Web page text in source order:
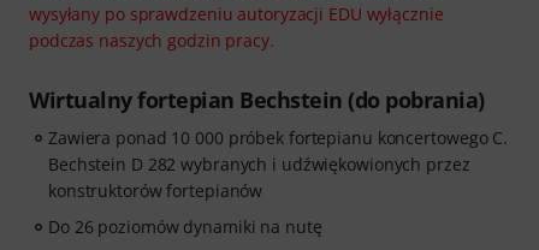
wysyłany po sprawdzeniu autoryzacji EDU wyłącznie
podczas naszych godzin pracy.
Wirtualny fortepian Bechstein (do pobrania)
Zawiera ponad 10 000 próbek fortepianu koncertowego C.
Bechstein D 282 wybranych i udźwiękowionych przez
konstruktorów fortepianów
Do 26 poziomów dynamiki na nutę